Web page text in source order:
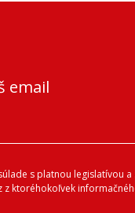
email
s platnou legislatívou
ktoréhokoľvek